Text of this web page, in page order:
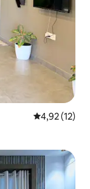
4,92 ud af 5
4,92 (12)